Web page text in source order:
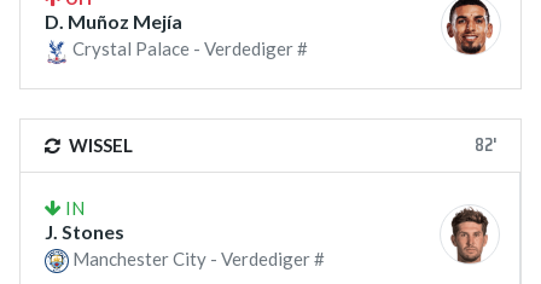
D. Muñoz Mejía
Crystal Palace - Verdediger #
WISSEL 82'
IN
J. Stones
Manchester City - Verdediger #